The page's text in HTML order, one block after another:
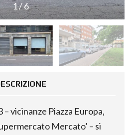
1/6
– vicinanze Piazza Europa,
Mercato’ – si